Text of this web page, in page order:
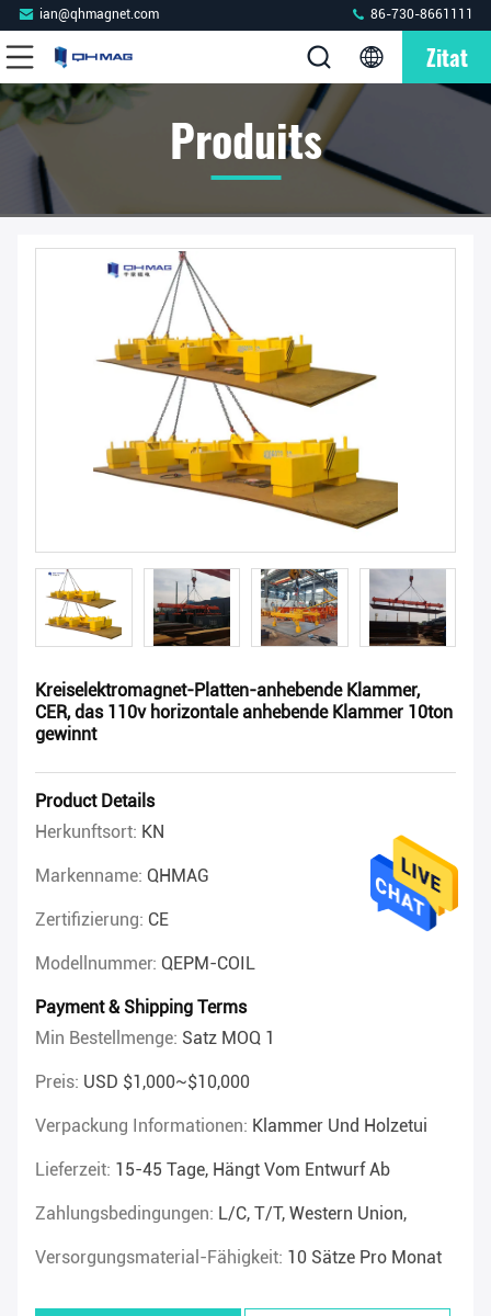
ian@qhmagnet.com 86-730-8661111
Zitat
Produits
Kreiselektromagnet-Platten-anhebende Klammer,
CER, das 110v horizontale anhebende Klammer 10ton
gewinnt
Product Details
Herkunftsort: KN
Markenname: QHMAG
Zertifizierung: CE
Modellnummer: QEPM-COIL
Payment & Shipping Terms
Min Bestellmenge: Satz MOQ 1
Preis: USD $1,000~$10,000
Verpackung Informationen: Klammer Und Holzetui
Lieferzeit: 15-45 Tage, Hängt Vom Entwurf Ab
Zahlungsbedingungen: L/C, T/T, Western Union,
Versorgungsmaterial-Fähigkeit: 10 Sätze Pro Monat